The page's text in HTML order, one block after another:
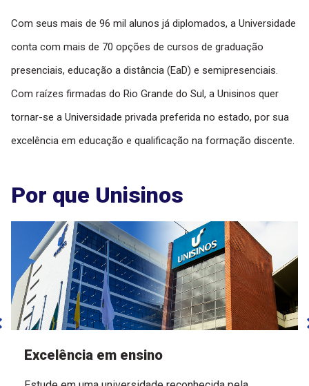
Com seus mais de 96 mil alunos já diplomados, a Universidade
conta com mais de 70 opções de cursos de graduação
presenciais, educação a distância (EaD) e semipresenciais.
Com raízes firmadas do Rio Grande do Sul, a Unisinos quer
tornar-se a Universidade privada preferida no estado, por sua
excelência em educação e qualificação na formação discente.
Por que Unisinos
Excelência em ensino